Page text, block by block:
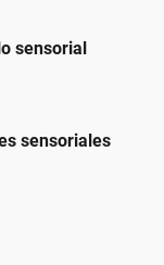
sensorial
sensoriales